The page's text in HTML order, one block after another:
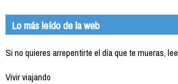
Lo más leído de la web
Si no quieres arrepentirte el día que te mueras,
Vivir viajando